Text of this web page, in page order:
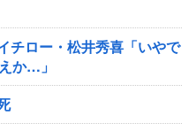
チロー・松井秀喜「いやで
か…」
画、爆死